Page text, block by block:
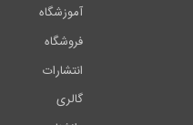
آموزشگاه
فروشگاه
انتشارات
گالری